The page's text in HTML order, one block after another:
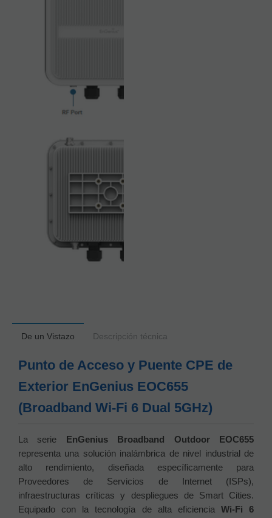
De un Vistazo Descripción técnica
Punto de Acceso y Puente CPE de
Exterior EnGenius EOC655
(Broadband Wi-Fi 6 Dual 5GHz)
La serie
EnGenius Broadband Outdoor EOC655
representa una solución inalámbrica de nivel industrial de
alto rendimiento, diseñada específicamente para
Proveedores de Servicios de Internet (ISPs),
infraestructuras críticas y despliegues de Smart Cities.
Equipado con la tecnología de alta eficiencia Wi-Fi 6